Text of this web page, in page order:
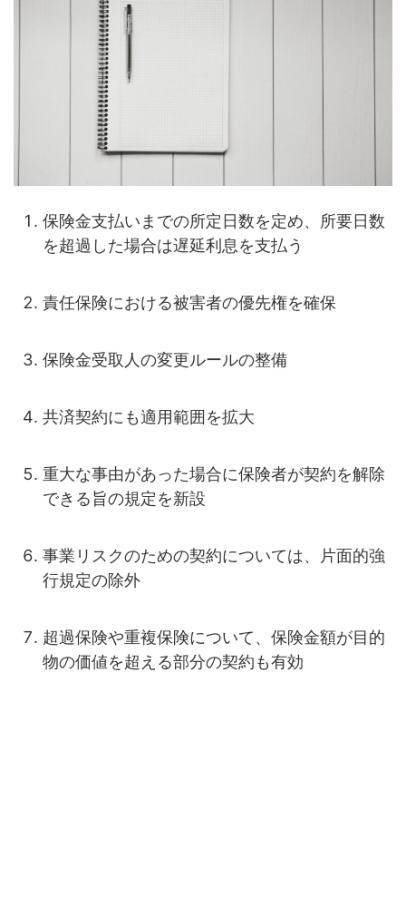
保険金支払いまでの所定日数を定め、所要日数
を超過した場合は遅延利息を支払う
責任保険における被害者の優先権を確保
保険金受取人の変更ルールの整備
共済契約にも適用範囲を拡大
重大な事由があった場合に保険者が契約を解除
できる旨の規定を新設
事業リスクのための契約については、片面的強
行規定の除外
超過保険や重複保険について、保険金額が目的
物の価値を超える部分の契約も有効